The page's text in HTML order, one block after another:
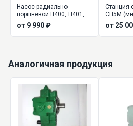
Насос радиально-
поршневой Н400, Н401,
Н403
от 9 990 ₽
Станция
СН5М
от 25
Аналогичная продукция